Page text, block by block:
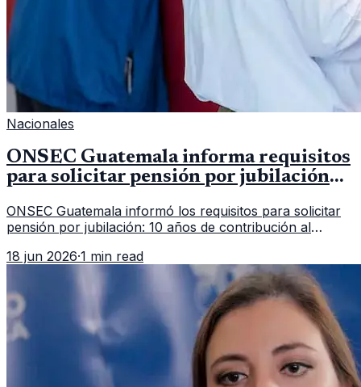
Nacionales
ONSEC Guatemala informa requisitos
para solicitar pensión por jubilación
ONSEC Guatemala informó los requisitos para solicitar
pensión por jubilación: 10 años de contribución al
importar edad.
18 jun 2026·1 min read